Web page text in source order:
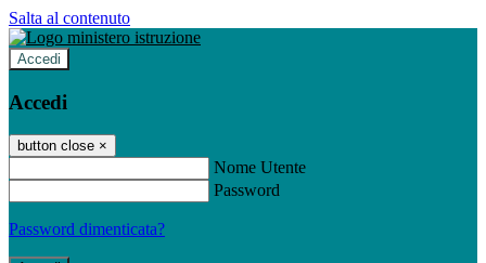
Salta al contenuto
Accedi
Accedi
button close ×
Nome Utente
Password
Password dimenticata?